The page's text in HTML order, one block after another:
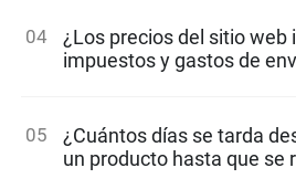
04
¿Los precios del sitio web
impuestos y gastos de
05
¿Cuántos días se tarda
un producto hasta que se